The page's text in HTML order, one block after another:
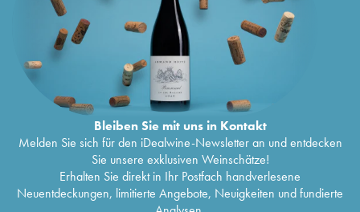
Bleiben Sie mit uns in Kontakt
Melden Sie sich für den iDealwine-Newsletter an und entdecken
Sie unsere exklusiven Weinschätze!
Erhalten Sie direkt in Ihr Postfach handverlesene
Neuentdeckungen, limitierte Angebote, Neuigkeiten und fundierte